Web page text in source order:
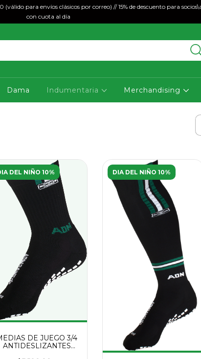
para envíos clásicos por correo) // 15% de descuento para
con cuota al día
Dama Indumentaria Merchandising
DEL NIÑO 10%
DE JUEGO 3/4
ANTIDESLIZANTES
DIA DEL NIÑO 10%